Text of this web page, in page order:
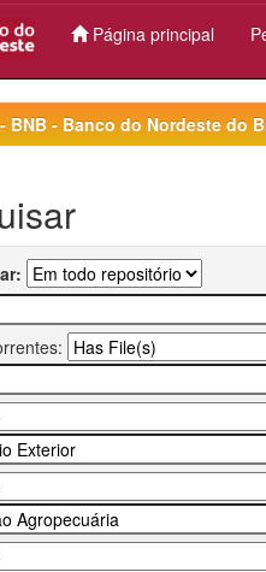
Página principal
BNB - Banco do Nordeste do